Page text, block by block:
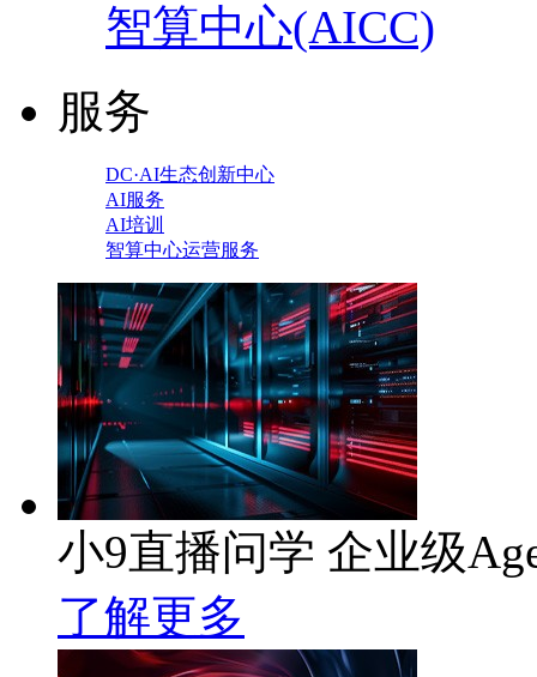
智算中心(AICC)
服务
DC·AI生态创新中心
AI服务
AI培训
智算中心运营服务
小9直播问学 企业级
了解更多